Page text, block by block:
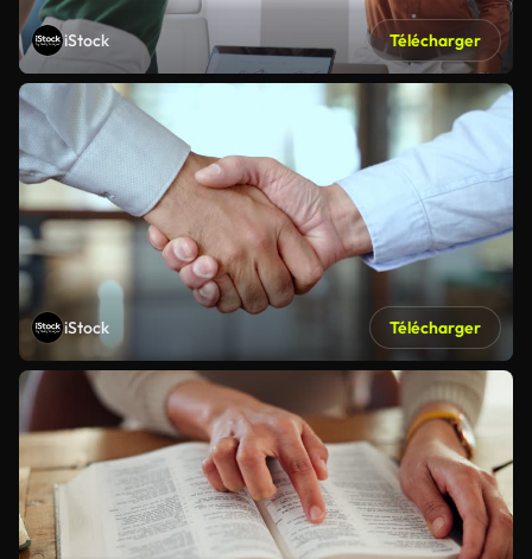
iStock Télécharger
iStock Télécharger